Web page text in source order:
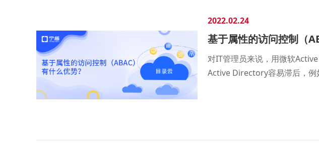
2022.02.24
基于属性的访问控制（
对IT管理员来说，用微软
Active Directory容易滞后，例